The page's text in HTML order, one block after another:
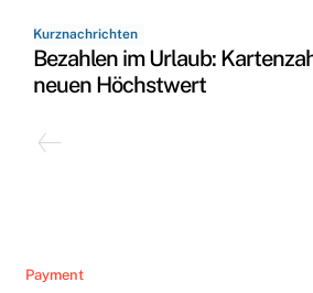
Kurznachrichten
Bezahlen im Urlaub:
neuen Höchstwert
Payment